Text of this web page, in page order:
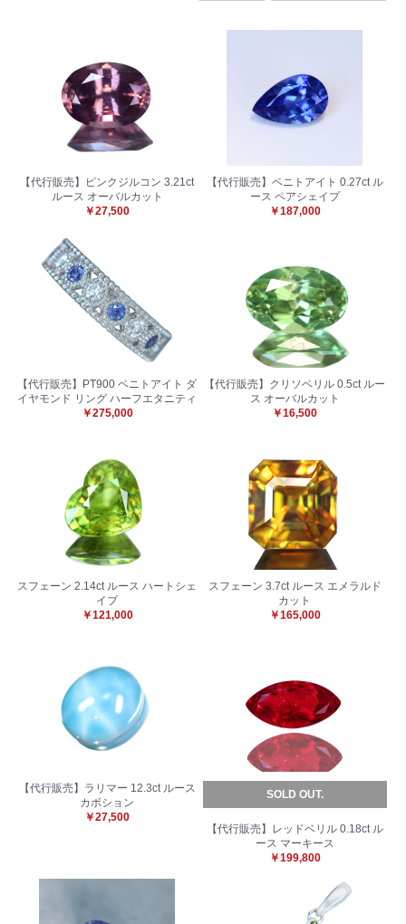
【代行販売】ピンクジルコン 3.21ct
ルース オーバルカット
￥27,500
【代行販売】ベニトアイト 0.27ct ル
ース ペアシェイプ
￥187,000
【代行販売】PT900 ベニトアイト ダ
イヤモンド リング ハーフエタニティ
￥275,000
【代行販売】クリソベリル 0.5ct ルー
ス オーバルカット
￥16,500
スフェーン 2.14ct ルース ハートシェ
イプ
￥121,000
スフェーン 3.7ct ルース エメラルド
カット
￥165,000
【代行販売】ラリマー 12.3ct ルース
カボション
￥27,500
SOLD OUT.
【代行販売】レッドベリル 0.18ct ル
ース マーキース
￥199,800